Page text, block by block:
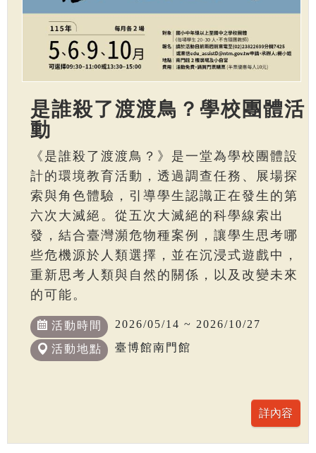
是誰殺了渡渡鳥？學校團體活
動
《是誰殺了渡渡鳥？》是一堂為學校團體設
計的環境教育活動，透過調查任務、展場探
索與角色體驗，引導學生認識正在發生的第
六次大滅絕。從五次大滅絕的科學線索出
發，結合臺灣瀕危物種案例，讓學生思考哪
些危機源於人類選擇，並在沉浸式遊戲中，
重新思考人類與自然的關係，以及改變未來
的可能。
活動時間 2026/05/14 ~ 2026/10/27
活動地點 臺博館南門館